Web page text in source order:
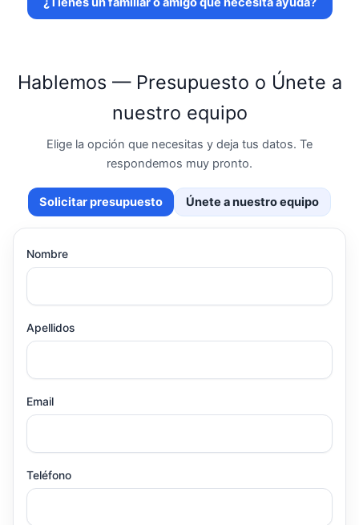
Hablemos — Presupuesto o Únete a
nuestro equipo
Elige la opción que necesitas y deja tus datos. Te
respondemos muy pronto.
Solicitar presupuesto Únete a nuestro equipo
Nombre
Apellidos
Email
Teléfono